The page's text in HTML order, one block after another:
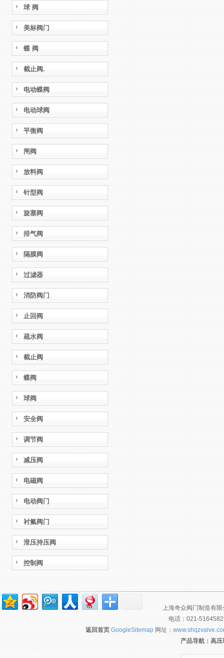
球 阀
美标阀门
蝶 阀
截止阀.
电动蝶阀
电动球阀
平衡阀
闸阀
放料阀
针型阀
旋塞阀
排气阀
隔膜阀
过滤器
消防阀门
止回阀
疏水阀
截止阀
蝶阀
球阀
安全阀
调节阀
减压阀
电磁阀
电动阀门
衬氟阀门
泄压持压阀
控制阀
上海奇众阀门制造有
电话：021-
返回首页 GoogleSitemap 网址：
产品导航： 高压